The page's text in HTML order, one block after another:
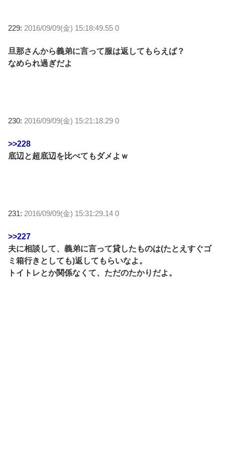
229: 2016/09/09(金) 15:18:49.55 0
旦那さんから義弟に言って服は返してもらえば？
なめられ過ぎだよ
230: 2016/09/09(金) 15:21:18.29 0
>>228
底辺と超底辺を比べてもダメよｗ
231: 2016/09/09(金) 15:31:29.14 0
>>227
夫に相談して、義弟に言って貸したものは(たとえすぐゴ
ミ箱行きとしても)返してもらいなよ。
トイトレとか関係なくて、ただのたかりだよ。